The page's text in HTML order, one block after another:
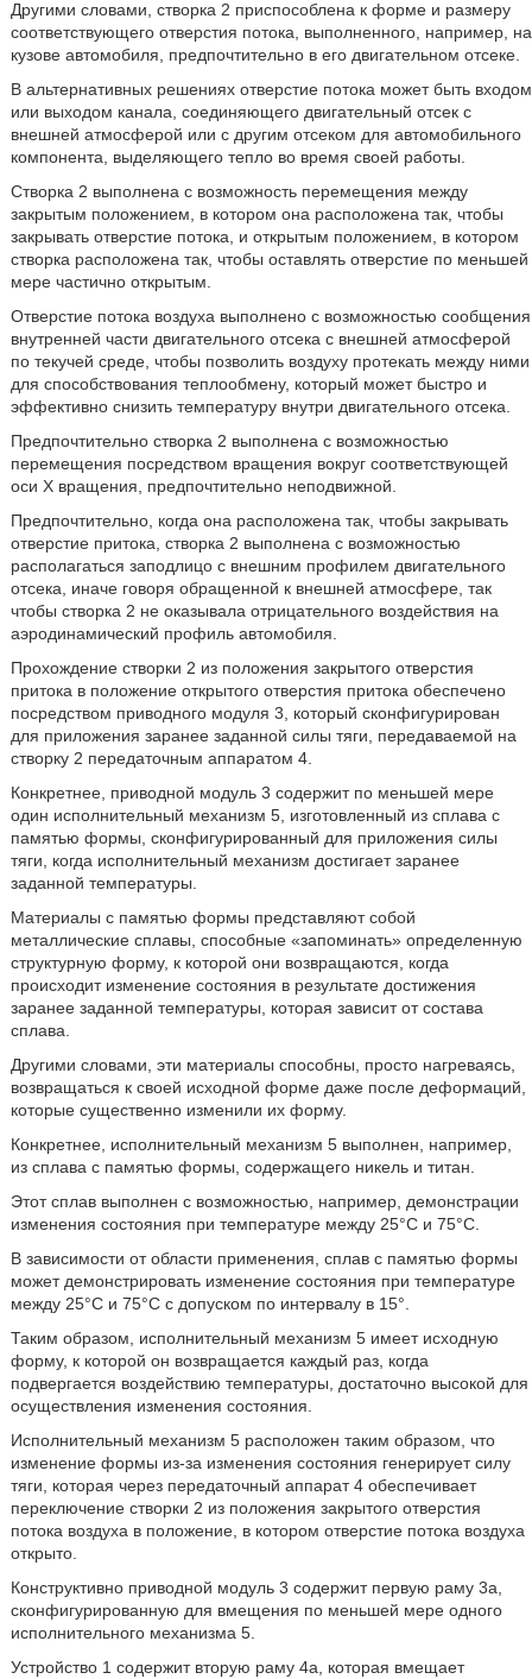
Другими словами, створка 2 приспособлена к форме и размеру
соответствующего отверстия потока, выполненного, например, на
кузове автомобиля, предпочтительно в его двигательном отсеке.
В альтернативных решениях отверстие потока может быть входом
или выходом канала, соединяющего двигательный отсек с
внешней атмосферой или с другим отсеком для автомобильного
компонента, выделяющего тепло во время своей работы.
Створка 2 выполнена с возможность перемещения между
закрытым положением, в котором она расположена так, чтобы
закрывать отверстие потока, и открытым положением, в котором
створка расположена так, чтобы оставлять отверстие по меньшей
мере частично открытым.
Отверстие потока воздуха выполнено с возможностью сообщения
внутренней части двигательного отсека с внешней атмосферой
по текучей среде, чтобы позволить воздуху протекать между ними
для способствования теплообмену, который может быстро и
эффективно снизить температуру внутри двигательного отсека.
Предпочтительно створка 2 выполнена с возможностью
перемещения посредством вращения вокруг соответствующей
оси X вращения, предпочтительно неподвижной.
Предпочтительно, когда она расположена так, чтобы закрывать
отверстие притока, створка 2 выполнена с возможностью
располагаться заподлицо с внешним профилем двигательного
отсека, иначе говоря обращенной к внешней атмосфере, так
чтобы створка 2 не оказывала отрицательного воздействия на
аэродинамический профиль автомобиля.
Прохождение створки 2 из положения закрытого отверстия
притока в положение открытого отверстия притока обеспечено
посредством приводного модуля 3, который сконфигурирован
для приложения заранее заданной силы тяги, передаваемой на
створку 2 передаточным аппаратом 4.
Конкретнее, приводной модуль 3 содержит по меньшей мере
один исполнительный механизм 5, изготовленный из сплава с
памятью формы, сконфигурированный для приложения силы
тяги, когда исполнительный механизм достигает заранее
заданной температуры.
Материалы с памятью формы представляют собой
металлические сплавы, способные «запоминать» определенную
структурную форму, к которой они возвращаются, когда
происходит изменение состояния в результате достижения
заранее заданной температуры, которая зависит от состава
сплава.
Другими словами, эти материалы способны, просто нагреваясь,
возвращаться к своей исходной форме даже после деформаций,
которые существенно изменили их форму.
Конкретнее, исполнительный механизм 5 выполнен, например,
из сплава с памятью формы, содержащего никель и титан.
Этот сплав выполнен с возможностью, например, демонстрации
изменения состояния при температуре между 25°C и 75°C.
В зависимости от области применения, сплав с памятью формы
может демонстрировать изменение состояния при температуре
между 25°C и 75°C с допуском по интервалу в 15°.
Таким образом, исполнительный механизм 5 имеет исходную
форму, к которой он возвращается каждый раз, когда
подвергается воздействию температуры, достаточно высокой для
осуществления изменения состояния.
Исполнительный механизм 5 расположен таким образом, что
изменение формы из-за изменения состояния генерирует силу
тяги, которая через передаточный аппарат 4 обеспечивает
переключение створки 2 из положения закрытого отверстия
потока воздуха в положение, в котором отверстие потока воздуха
открыто.
Конструктивно приводной модуль 3 содержит первую раму 3а,
сконфигурированную для вмещения по меньшей мере одного
исполнительного механизма 5.
Устройство 1 содержит вторую раму 4а, которая вмещает